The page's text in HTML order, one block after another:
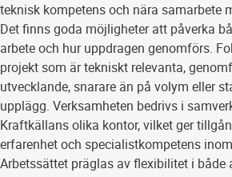
teknisk kompetens och nära samarbete
Det finns goda möjligheter att påverka
arbete och hur uppdragen genomförs.
projekt som är tekniskt relevanta,
utvecklande, snarare än på volym eller
upplägg. Verksamheten bedrivs i
Kraftkällans olika kontor, vilket ger
erfarenhet och specialistkompetens
Arbetssättet präglas av flexibilitet i både